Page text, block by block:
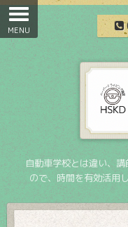
自動車学校とは違い、
ので、時間を有効活用